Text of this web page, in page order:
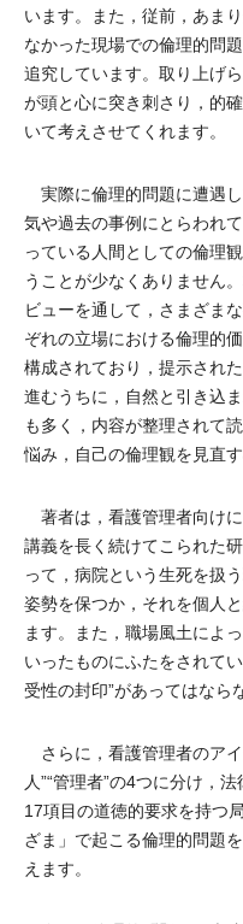
います。また，従前，あま
なかった現場での倫理的問
追究しています。取り上げ
が頭と心に突き刺さり，的
いて考えさせてくれます。
実際に倫理的問題に遭遇
気や過去の事例にとらわれ
っている人間としての倫理
うことが少なくありません
ビューを通して，さまざま
ぞれの立場における倫理的
構成されており，提示され
進むうちに，自然と引き込
も多く，内容が整理されて
悩み，自己の倫理観を見直
著者は，看護管理者向け
講義を長く続けてこられた
って，病院という生死を扱
姿勢を保つか，それを個人
ます。また，職場風土によ
いったものにふたをされて
受性の封印”があってはなら
さらに，看護管理者のアイ
人”“管理者”の4つに分け，
17項目の道徳的要求を持つ
ざま」で起こる倫理的問題
えます。